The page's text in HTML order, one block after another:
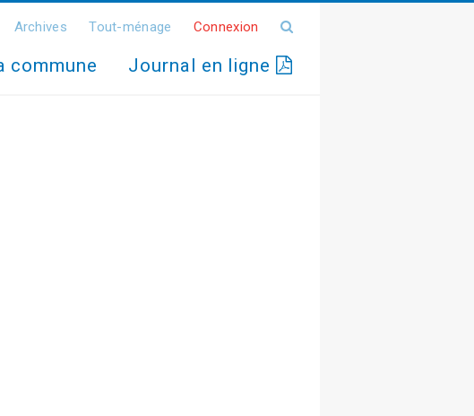
Archives Tout-ménage Connexion
commune Journal en ligne